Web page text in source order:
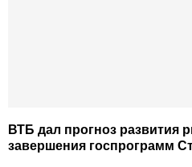
ВТБ дал прогноз развития
завершения госпрограмм